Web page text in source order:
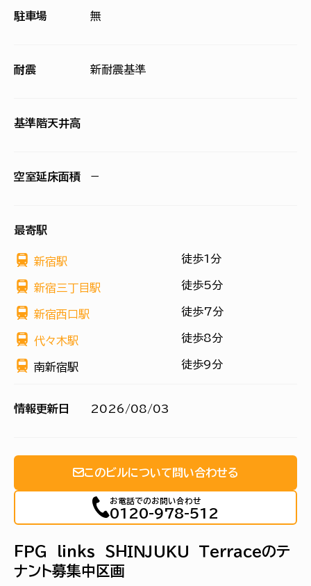
駐車場 無
耐震 新耐震基準
基準階天井高
空室延床面積 −
最寄駅
新宿駅 徒歩1分
新宿三丁目駅 徒歩5分
新宿西口駅 徒歩7分
代々木駅 徒歩8分
南新宿駅 徒歩9分
情報更新日 2026/08/03
このビルについて問い合わせる
お電話でのお問い合わせ
0120-978-512
ＦＰＧ ｌｉｎｋｓ ＳＨＩＮＪＵＫＵ Ｔｅｒｒａｃｅのテ
ナント募集中区画